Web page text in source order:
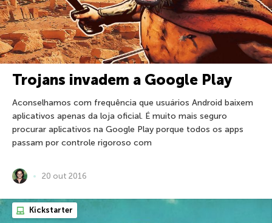
Trojans invadem a Google Play
Aconselhamos com frequência que usuários Android baixem
aplicativos apenas da loja oficial. É muito mais seguro
procurar aplicativos na Google Play porque todos os apps
passam por controle rigoroso com
20 out 2016
Kickstarter